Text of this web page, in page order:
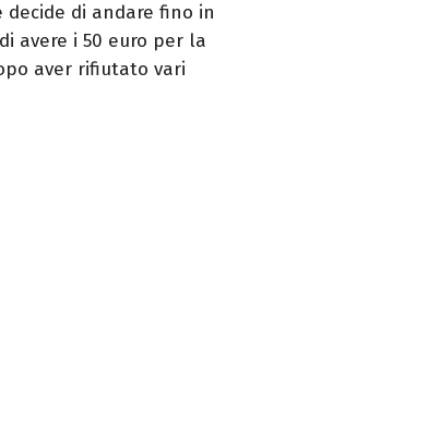
di andare fino in
avere i 50 euro per la
aver rifiutato vari